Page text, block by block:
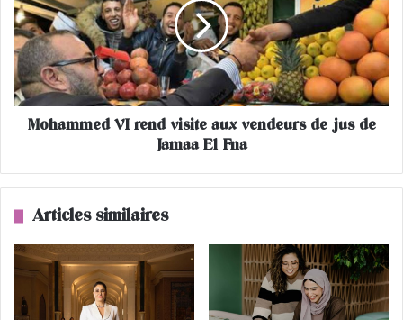
l
e
r
o
i
M
m
V
I
M
a
m
m
e
d
V
s
Mohammed VI rend visite aux vendeurs de jus de
Jamaa El Fna
Articles similaires